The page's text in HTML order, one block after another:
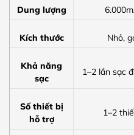
Dung lượng
Kích thước Nhỏ,
Khả năng
sạc
1–2 lần sạc
Số thiết bị
hỗ trợ
1–2